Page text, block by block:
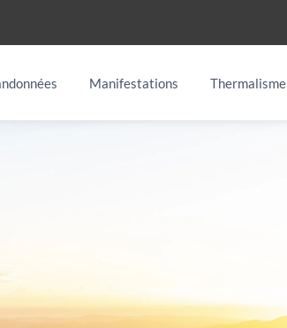
Manifestations Thermalisme